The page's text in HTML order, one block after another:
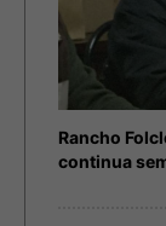
Rancho
continua